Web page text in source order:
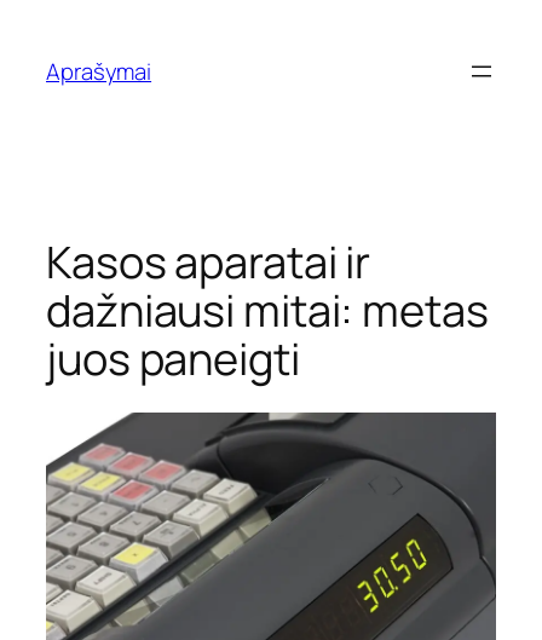
turinio
Aprašymai
Kasos aparatai ir
dažniausi mitai: metas
juos paneigti